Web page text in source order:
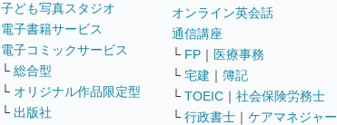
子ども写真スタジオ
電子書籍サービス
電子コミックサービス
└ 総合型
└ オリジナル作品限定型
└ 出版社
オンライン英会話
通信講座
└ FP ｜ 医療事務
└ 宅建 ｜ 簿記
└ TOEIC ｜ 社会保険労務士
└ 行政書士 ｜ ケアマネジャー